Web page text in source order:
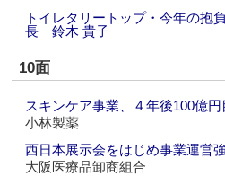
トイレタリートップ・今年の抱
長 鈴木 貴子
10面
スキンケア事業、４年後100億
小林製薬
西日本展示会をはじめ事業運営
大阪医療品卸商組合